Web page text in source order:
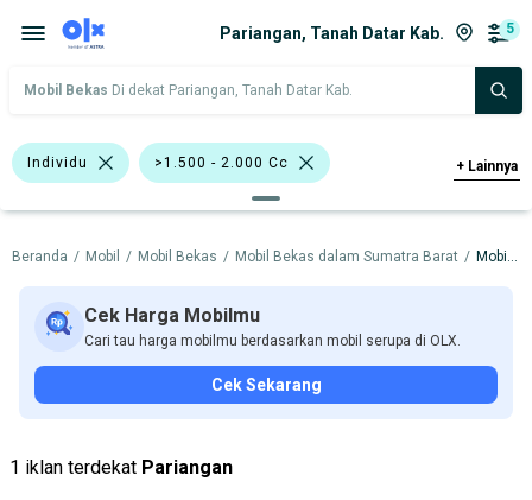
Pariangan, Tanah Datar Kab. 5
Mobil Bekas Di dekat Pariangan, Tanah Datar Kab.
Individu >1.500 - 2.000 Cc
>2.000 - 3.000 Cc Sedan
Toyota Corona Toyota Vios
Datsun Toyota
+ Lainnya
Beranda / Mobil / Mobil Bekas / Mobil Bekas dalam Sumatra Barat / Mobil Bekas dalam Tanah Datar Kab.
Cek Harga Mobilmu
Cari tau harga mobilmu berdasarkan mobil serupa di OLX.
Cek Sekarang
1 iklan terdekat Pariangan